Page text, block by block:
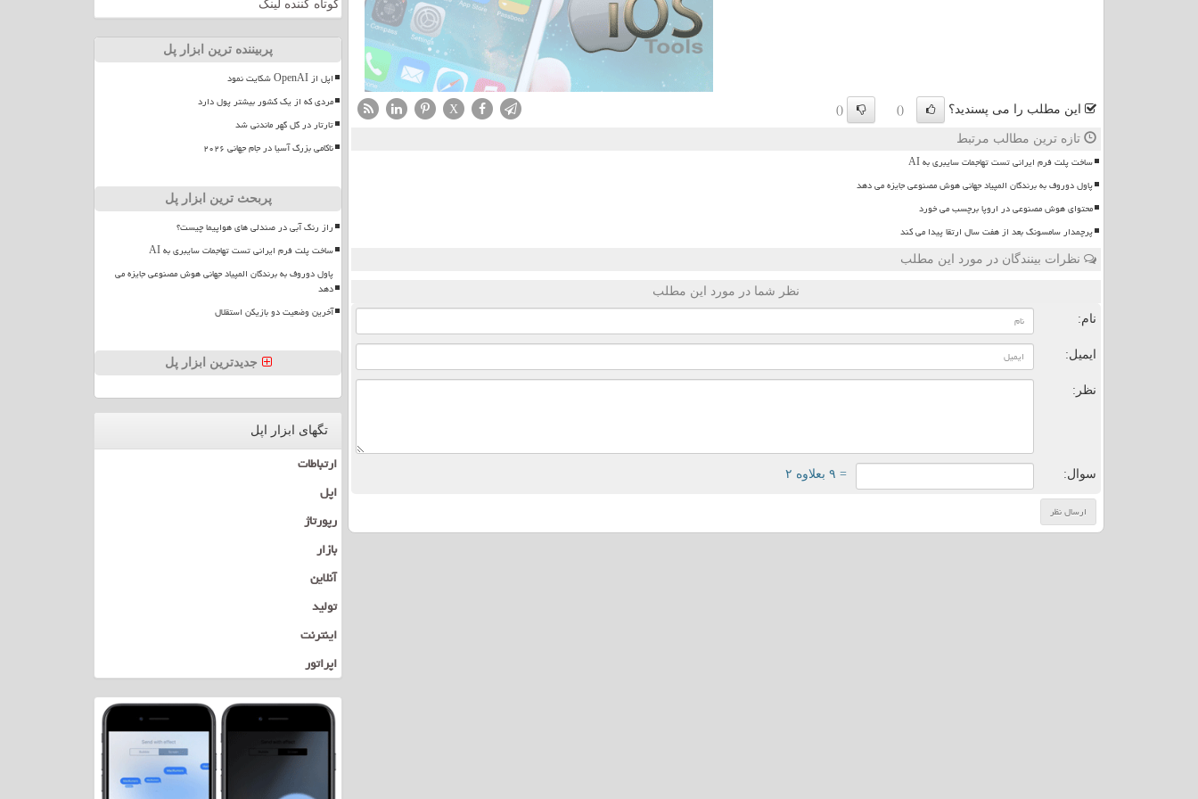
این مطلب را می پسندید؟ ()
()
X
تازه ترین مطالب مرتبط
ساخت پلت فرم ایرانی تست تهاجمات سایبری به AI
پاول دوروف به برندگان المپیاد جهانی هوش مصنوعی جایزه می دهد
محتوای هوش مصنوعی در اروپا برچسب می خورد
پرچمدار سامسونگ بعد از هفت سال ارتقا پیدا می کند
نظرات بینندگان در مورد این مطلب
نظر شما در مورد این مطلب
نام:
ایمیل:
نظر:
سوال: = ۹ بعلاوه ۲
کوتاه کننده لینک
پربیننده ترین ابزار پل
اپل از OpenAI شکایت نمود
مردی که از یک کشور بیشتر پول دارد
تارتار در گل گهر ماندنی شد
ناکامی بزرگ آسیا در جام جهانی ۲۰۲۶
پربحث ترین ابزار پل
راز رنگ آبی در صندلی های هواپیما چیست؟
ساخت پلت فرم ایرانی تست تهاجمات سایبری به AI
پاول دوروف به برندگان المپیاد جهانی هوش مصنوعی جایزه می
دهد
آخرین وضعیت دو بازیکن استقلال
جدیدترین ابزار پل
تگهای ابزار اپل
ارتباطات
اپل
رپورتاژ
بازار
آنلاین
تولید
اینترنت
اپراتور